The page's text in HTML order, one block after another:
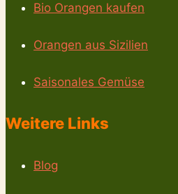
Bio Orangen kaufen
Orangen aus Sizilien
Saisonales Gemüse
Weitere Links
Blog